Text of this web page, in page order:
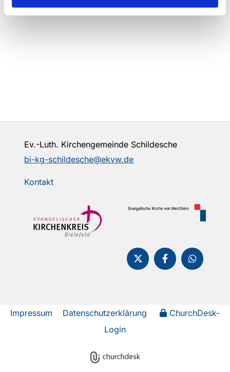
Ev.-Luth. Kirchengemeinde Schildesche
bi-kg-schildesche@ekvw.de
Kontakt
Impressum Datenschutzerklärung
ChurchDesk-
Login